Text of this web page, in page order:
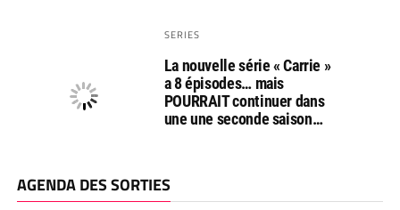
SERIES
La nouvelle série « Carrie »
a 8 épisodes… mais
POURRAIT continuer dans
une une seconde saison…
AGENDA DES SORTIES